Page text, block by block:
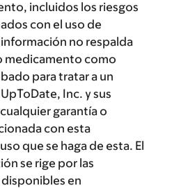
incluidos los riesgos
con el uso de
no respalda
medicamento como
para tratar a un
Inc. y sus
garantía o
con esta
que se haga de esta. El
se rige por las
en